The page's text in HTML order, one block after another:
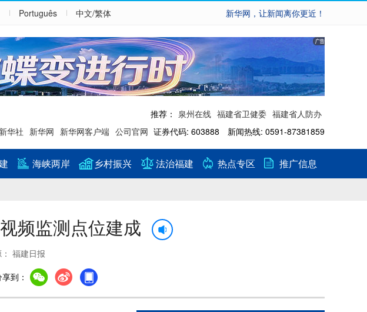
Português 中文/繁体 新华网，让新闻离你更近！
推荐： 泉州在线 福建省卫健委 福建省人防办
新华社 新华网 新华网客户端 公司官网 证券代码: 603888 新闻热线: 0591-87381859
海峡两岸 乡村振兴 法治福建 热点专区
推广信息
频监测点位建成
福建日报
到：